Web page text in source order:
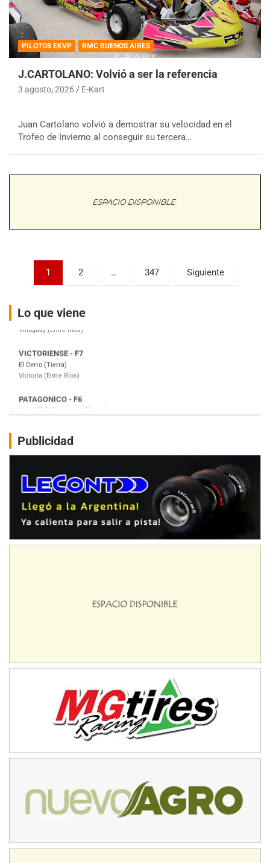
PILOTOS EKVP RMC BUENOS AIRES
J.CARTOLANO: Volvió a ser la referencia
3 agosto, 2026 E-Kart
Juan Cartolano volvió a demostrar su velocidad en el
Trofeo de Invierno al conseguir su tercera…
Paginación
entradas
1 2 … 347 Siguiente
Lo que viene
COBERTURA ESPECIAL DE E-KART.COM.AR
08/09-AGO
Trenque Lauquen (Buenos Aires)
Parque de la Velocidad (Asfalto)
Villaguay (Entre Ríos)
El Cerro (Tierra)
Victoria (Entre Ríos)
Moto Club Reginense (Tierra)
Gral. E. Godoy (Río Negro)
Juventud Unida (Tierra)
NORESTE SANTAFESINO - F6
Ciudad de Avellaneda (Asfalto)
Avellaneda (Santa Fe)
SUR SANTAFESINO - F4
José Samuel Sánchez (Tierra)
Rufino (Santa Fe)
TUCUMANO - F5
Juan Navarro (Asfalto)
IAME SERIES ARGENTINA 6
Ciudad de Trenque Lauquen (Asfalto)
ENTRERRIANO - F6 (POSTERGADA)
Parque de la Velocidad (Asfalto)
Villaguay (Entre Ríos)
El Cerro (Tierra)
PATAGONICO - F6
Moto Club Reginense (Tierra)
Gral. E. Godoy (Río Negro)
Publicidad